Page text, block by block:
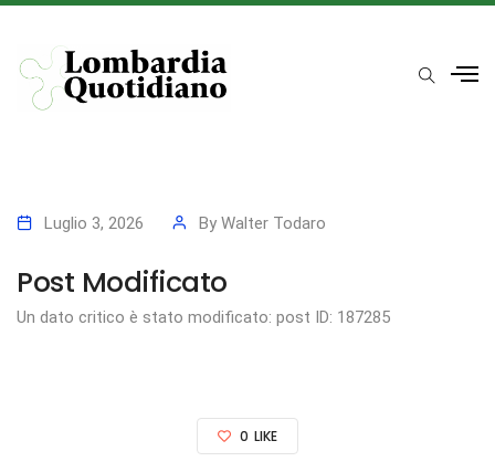
Luglio 3, 2026 By Walter Todaro
Post Modificato
Un dato critico è stato modificato: post ID: 187285
0 LIKE